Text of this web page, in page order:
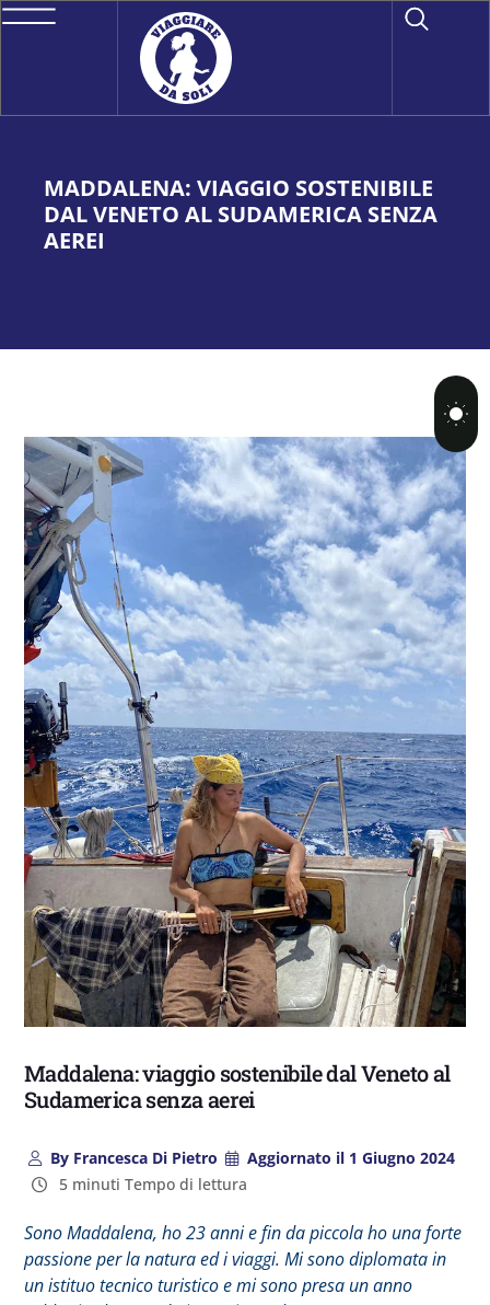
MADDALENA: VIAGGIO SOSTENIBILE
DAL VENETO AL SUDAMERICA SENZA
AEREI
Maddalena: viaggio sostenibile dal Veneto al
Sudamerica senza aerei
ByFrancesca Di Pietro Aggiornato il 1 Giugno 2024
5 minuti Tempo di lettura
SonoMaddalena, ho 23 anni e fin da piccola ho una forte
passione per la natura ed i viaggi. Mi sono diplomata in
un istituo tecnico turistico e mi sono presa un anno